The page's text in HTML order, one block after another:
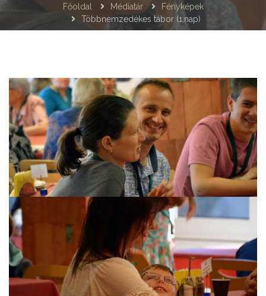
Főoldal Médiatár
Fényképek
Többnemzedékes tábor (1.nap)